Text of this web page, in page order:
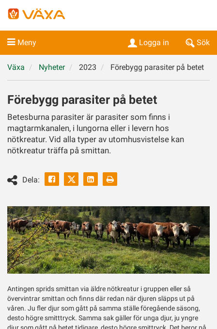
Meny Sök
Logga in
Växa Nyheter 2023 Förebygg parasiter på betet
Förebygg parasiter på betet
Betesburna parasiter är parasiter som finns i
magtarmkanalen, i lungorna eller i levern hos
nötkreatur. Vid alla typer av utomhusvistelse kan
nötkreatur träffa på smittan.
Dela:
Facebook LinkedinSkriv
Antingen sprids smittan via äldre nötkreatur i gruppen eller så
övervintrar smittan och finns där redan när djuren släpps ut på
våren. Ju fler djur som gått på samma ställe föregående säsong,
desto högre smitttryck. Samma sak gäller för unga djur, ju yngre